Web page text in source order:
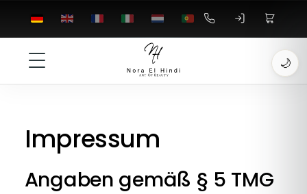
Impressum
Angaben gemäß § 5 TMG
🌙